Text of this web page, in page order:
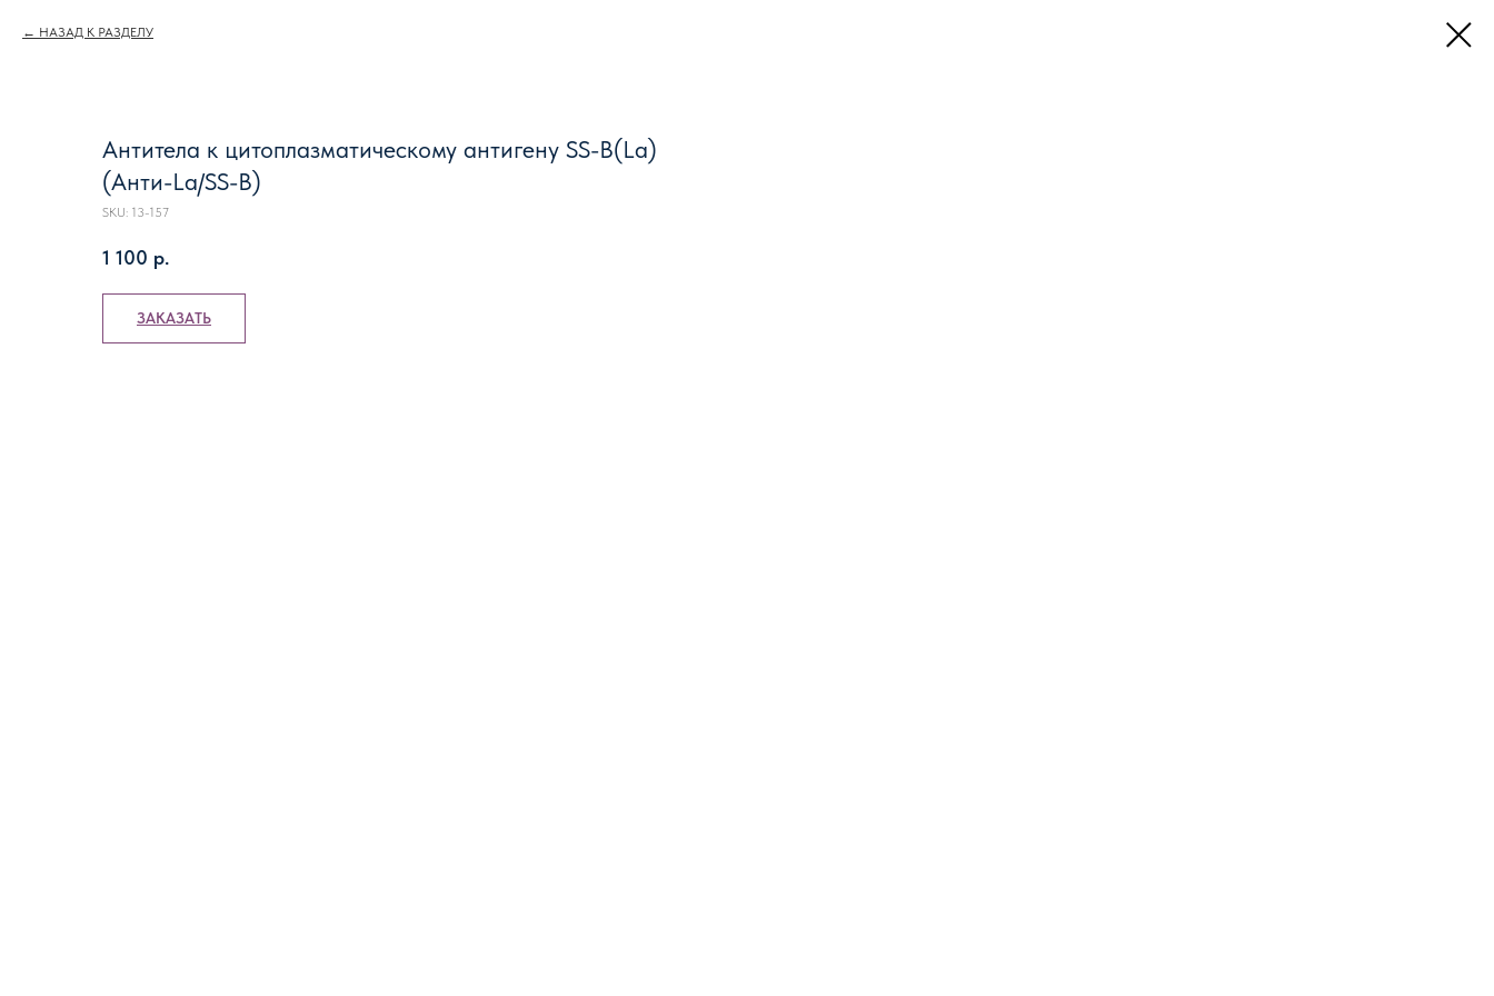
НАЗАД К РАЗДЕЛУ
Антитела к цитоплазматическому антигену SS-B(La)
(Анти-La/SS-B)
SKU: 13-157
1 100 р.
ЗАКАЗАТЬ